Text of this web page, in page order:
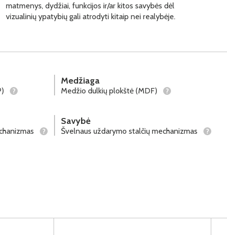
matmenys, dydžiai, funkcijos ir/ar kitos savybės dėl
vizualinių ypatybių gali atrodyti kitaip nei realybėje.
?
Medžiaga
Medžio dulkių plokštė (MDF) ?
?
Savybė
Švelnaus uždarymo stalčių mechanizmas ?